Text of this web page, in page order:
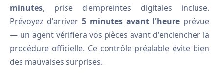
minutes, prise d'empreintes digitales incluse.
Prévoyez d'arriver5 minutes avant l'heureprévue
— un agent vérifiera vos pièces avant d'enclencher la
procédure officielle. Ce contrôle préalable évite bien
des mauvaises surprises.